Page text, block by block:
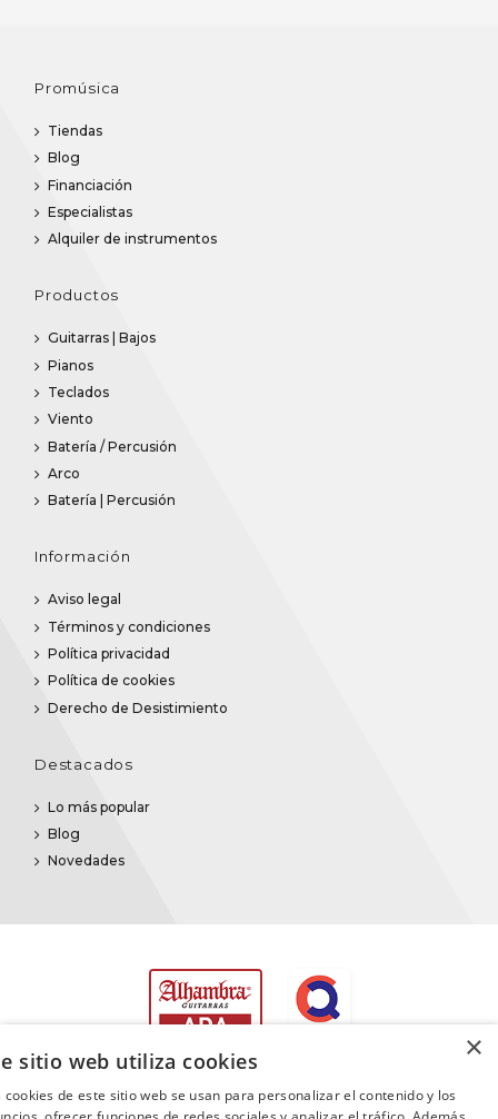
Promúsica
Tiendas
Blog
Financiación
Especialistas
Alquiler de instrumentos
Productos
Guitarras | Bajos
Pianos
Teclados
Viento
Batería / Percusión
Arco
Batería | Percusión
Información
Aviso legal
Términos y condiciones
Política privacidad
Política de cookies
Derecho de Desistimiento
Destacados
Lo más popular
Blog
Novedades
×
sitio web utiliza cookies
cookies de este sitio web se usan para personalizar el contenido y los